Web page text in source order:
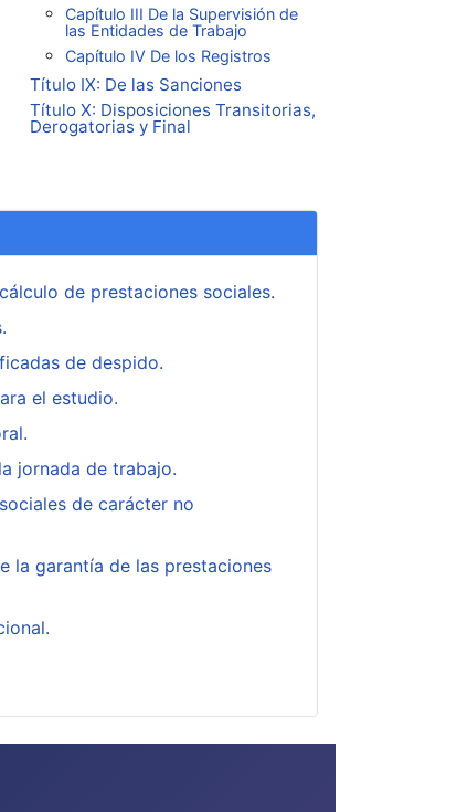
Capítulo III De la Supervisión de
las Entidades de Trabajo
Capítulo IV De los Registros
Título IX: De las Sanciones
Título X: Disposiciones Transitorias,
Derogatorias y Final
de prestaciones sociales.
de despido.
el estudio.
jornada de trabajo.
de carácter no
la garantía de las prestaciones